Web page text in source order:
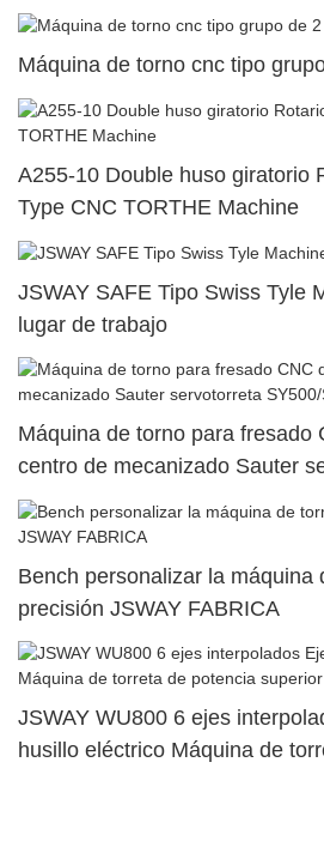
Máquina de torno cnc tipo
A255-10 Double huso giratorio
Type CNC TORTHE Machine
JSWAY SAFE Tipo Swiss Tyle
lugar de trabajo
Máquina de torno para fresado
centro de mecanizado Sauter
SY500/S500/SY300/S30010
Bench personalizar la máquina
precisión JSWAY FABRICA
JSWAY WU800 6 ejes
husillo eléctrico Máquina de